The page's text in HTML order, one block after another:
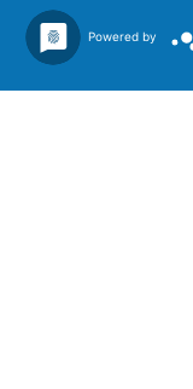
Powered by